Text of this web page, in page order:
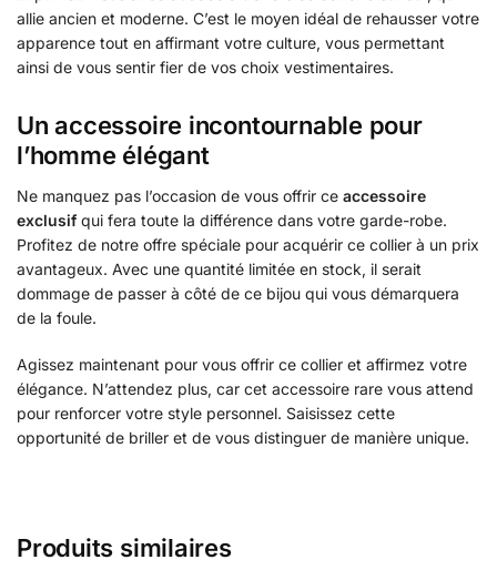
allie ancien et moderne. C’est le moyen idéal de rehausser votre
apparence tout en affirmant votre culture, vous permettant
ainsi de vous sentir fier de vos choix vestimentaires.
Un accessoire incontournable pour
l’homme élégant
Ne manquez pas l’occasion de vous offrir ce accessoire
exclusifqui fera toute la différence dans votre garde-robe.
Profitez de notre offre spéciale pour acquérir ce collier à un prix
avantageux. Avec une quantité limitée en stock, il serait
dommage de passer à côté de ce bijou qui vous démarquera
de la foule.
Agissez maintenant pour vous offrir ce collier et affirmez votre
élégance. N’attendez plus, car cet accessoire rare vous attend
pour renforcer votre style personnel. Saisissez cette
opportunité de briller et de vous distinguer de manière unique.
Produits similaires